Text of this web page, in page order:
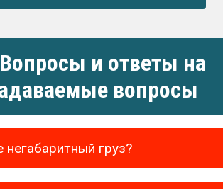
и ответы на
вопросы
негабаритный груз?